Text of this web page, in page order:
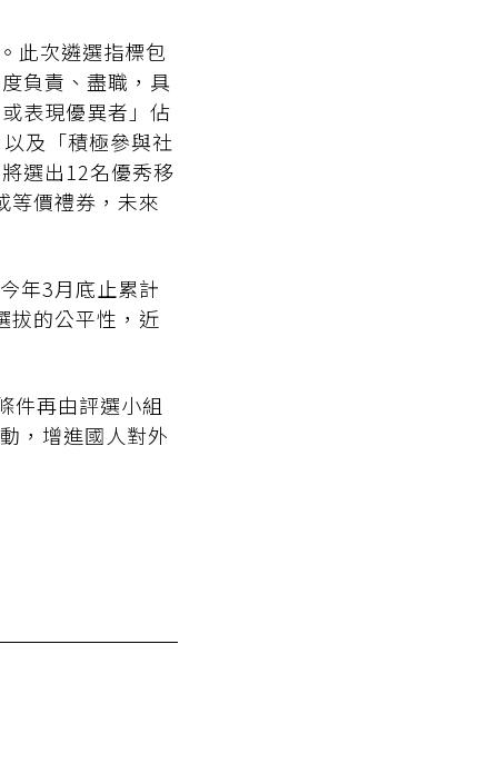
此次遴選指標包
負責、盡職，具
表現優異者」佔
及「積極參與社
選出12名優秀移
等價禮券，未來
年3月底止累計
拔的公平性，近
件再由評選小組
，增進國人對外